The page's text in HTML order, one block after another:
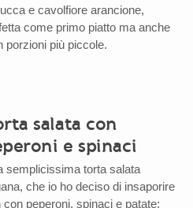
e cavolfiore arancione,
come primo piatto ma anche
porzioni più piccole.
salata con
e spinaci
semplicissima torta salata
che io ho deciso di insaporire
con peperoni, spinaci e patate: